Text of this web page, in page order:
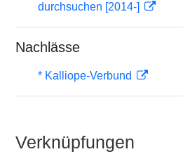
durchsuchen [2014-]
Nachlässe
* Kalliope-Verbund
Verknüpfungen